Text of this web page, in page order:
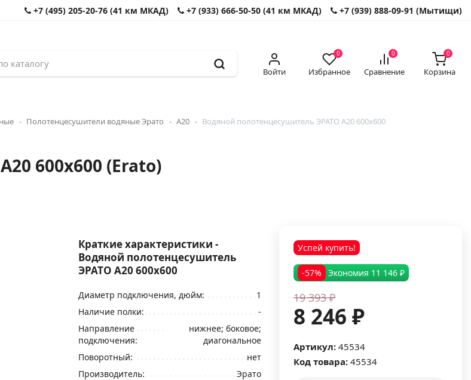
+7 (495) 205-20-76 (41 км МКАД) +7 (933) 666-50-50 (41 км МКАД) +7 (939) 888-09-91 (Мытищи)
Войти
0
Избранное
0
Сравнение
0
Корзина
Полотенцесушители водяные Эрато А20 Водяной полотенцесушитель ЭРАТО А20 600x600
600x600 (Erato)
Успей купить!
-57% Экономия 11 146 ₽
19 393 ₽
8 246 ₽
Артикул: 45534
Код товара: 45534
Краткие характеристики -
Водяной полотенцесушитель
ЭРАТО А20 600x600
Диаметр подключения, дюйм:
1
Наличие полки:
-
Направление
подключения:
нижнее; боковое;
диагональное
Поворотный:
нет
Производитель:
Эрато